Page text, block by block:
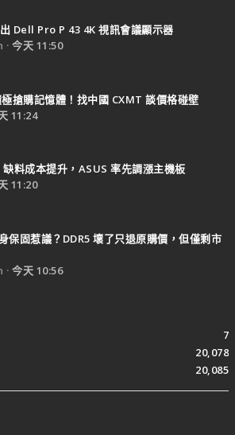
Dell Pro P 43 4K 視訊會議顯示器
今天 11:50
搶購記憶體！找中國 CXMT 談價格碰壁
11:24
缺料成本提升，ASUS 率先調漲主機板
11:20
保固惹議？DDR5 壞了只退原購價，但僅剩市
今天 10:56
7
20,078
20,085